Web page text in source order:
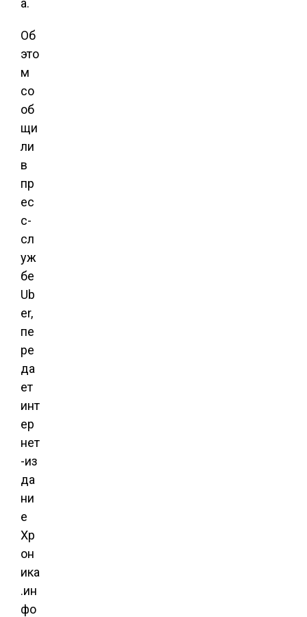
а.
Об
это
м
со
об
щи
ли
в
пр
ес
с-
сл
уж
бе
Ub
er,
пе
ре
да
ет
инт
ер
нет
-из
да
ни
е
Хр
он
ика
.ин
фо